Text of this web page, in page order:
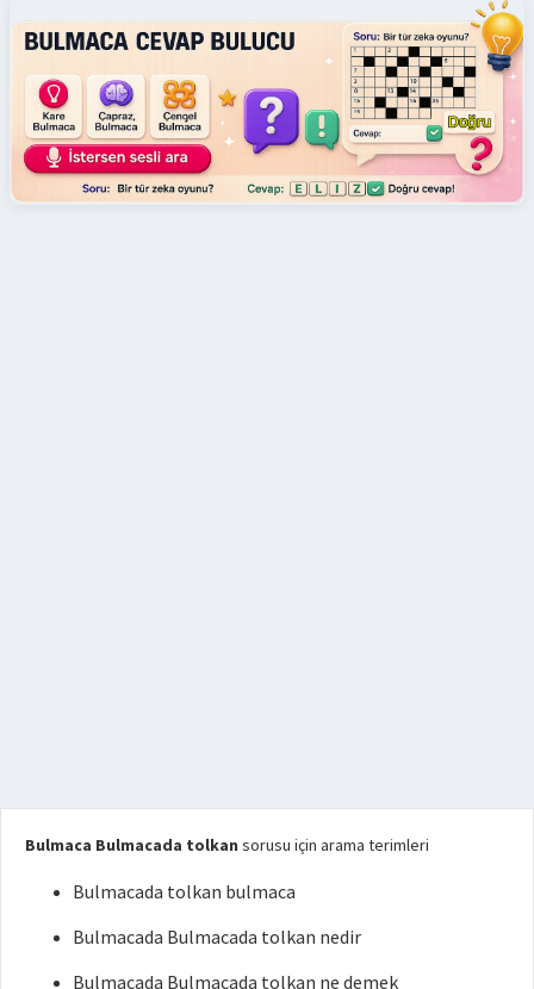
Bulmaca Bulmacada tolkan sorusu için arama terimleri
Bulmacada tolkan bulmaca
Bulmacada Bulmacada tolkan nedir
Bulmacada Bulmacada tolkan ne demek